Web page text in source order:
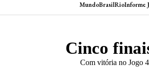
MundoBrasilRioInforme
Cinco
Com vitória no Jogo